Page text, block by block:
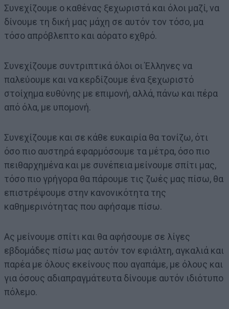
Συνεχίζουμε ο καθένας ξεχωριστά και όλοι μαζί, να
δίνουμε τη δική μας μάχη σε αυτόν τον τόσο, μα
τόσο απρόβλεπτο και αόρατο εχθρό.
Συνεχίζουμε συντριπτικά όλοι οι Έλληνες να
παλεύουμε και να κερδίζουμε ένα ξεχωριστό
στοίχημα ευθύνης με επιμονή, αλλά, πάνω και πέρα
από όλα, με υπομονή.
Συνεχίζουμε και σε κάθε ευκαιρία θα τονίζω, ότι
όσο πιο αυστηρά εφαρμόσουμε τα μέτρα, όσο πιο
πειθαρχημένα και με συνέπεια μείνουμε σπίτι μας,
τόσο πιο γρήγορα θα πάρουμε τις ζωές μας πίσω, θα
επιστρέψουμε στην κανονικότητα της
καθημερινότητας που αφήσαμε πίσω.
Ας μείνουμε σπίτι και θα αφήσουμε σε λίγες
εβδομάδες πίσω μας αυτόν τον εφιάλτη, αγκαλιά και
παρέα με όλους εκείνους που αγαπάμε, με όλους και
για όσους αδιαπραγμάτευτα δίνουμε αυτόν ιδιότυπο
πόλεμο.